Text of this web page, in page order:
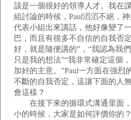
該是一個很好的領導人才。我在
組討論的時候，Paul滔滔不絕，
代表小組出來講話，他好像變了
巴，而且有很多不自信的自我否
好，就是隨便講的”，“我認為我
只是我的想法”“我非常確定這個
加好的主意。”Paul一方面在強烈
不斷的自我否定，這讓下面的人
會這樣？
在接下來的循環式溝通里面，
小的時候，大家是如何評價你的